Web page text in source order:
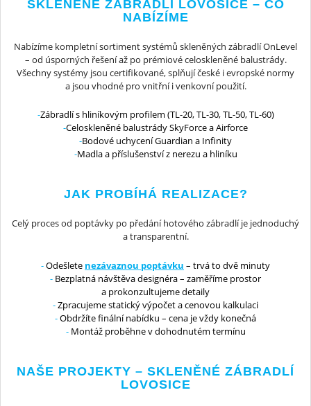
SKLENĚNÉ ZÁBRADLÍ LOVOSICE – CO
NABÍZÍME
Nabízíme kompletní sortiment systémů skleněných zábradlí OnLevel
– od úsporných řešení až po prémiové celoskleněné balustrády.
Všechny systémy jsou certifikované, splňují české i evropské normy
a jsou vhodné pro vnitřní i venkovní použití.
Zábradlí s hliníkovým profilem (TL-20, TL-30, TL-50, TL-60)
Celoskleněné balustrády SkyForce a Airforce
Bodové uchycení Guardian a Infinity
Madla a příslušenství z nerezu a hliníku
JAK PROBÍHÁ REALIZACE?
Celý proces od poptávky po předání hotového zábradlí je jednoduchý
a transparentní.
Odešlete nezávaznou poptávku – trvá to dvě minuty
Bezplatná návštěva designéra – zaměříme prostor
a prokonzultujeme detaily
Zpracujeme statický výpočet a cenovou kalkulaci
Obdržíte finální nabídku – cena je vždy konečná
Montáž proběhne v dohodnutém termínu
NAŠE PROJEKTY – SKLENĚNÉ ZÁBRADLÍ
LOVOSICE